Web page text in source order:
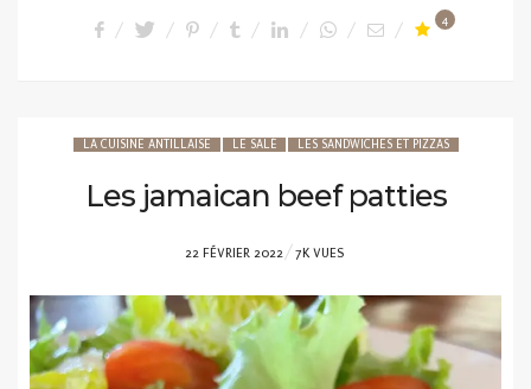
4
LA CUISINE ANTILLAISE LE SALÉ LES SANDWICHES ET PIZZAS
Les jamaican beef patties
POSTED
22 FÉVRIER 2022 7K VUES